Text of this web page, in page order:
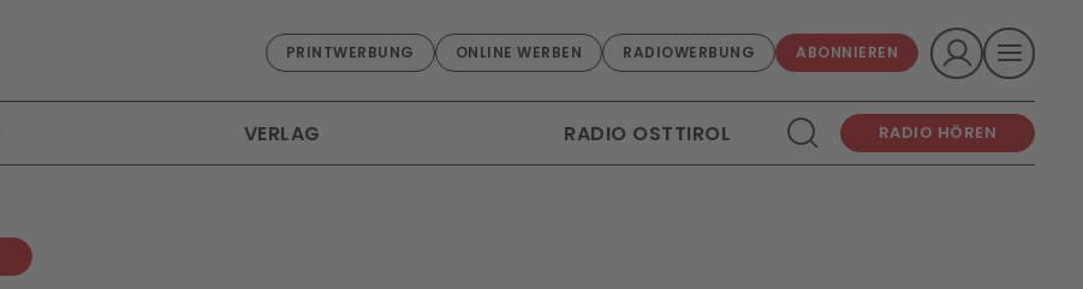
PRINTWERBUNG ONLINE WERBEN RADIOWERBUNG ABONNIEREN
VERLAG RADIO OSTTIROL RADIO HÖREN